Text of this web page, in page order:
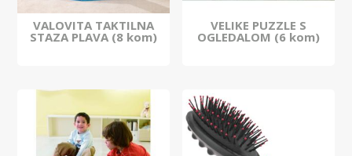
VALOVITA TAKTILNA
STAZA PLAVA (8 kom)
VELIKE PUZZLE S
OGLEDALOM (6 kom)